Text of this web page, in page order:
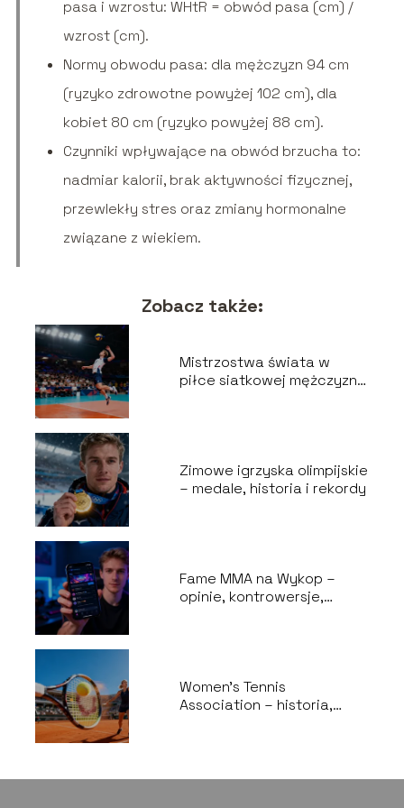
pasa i wzrostu: WHtR = obwód pasa (cm) /
wzrost (cm).
Normy obwodu pasa: dla mężczyzn 94 cm
(ryzyko zdrowotne powyżej 102 cm), dla
kobiet 80 cm (ryzyko powyżej 88 cm).
Czynniki wpływające na obwód brzucha to:
nadmiar kalorii, brak aktywności fizycznej,
przewlekły stres oraz zmiany hormonalne
związane z wiekiem.
Zobacz także:
Mistrzostwa świata w
piłce siatkowej mężczyzn
Zimowe igrzyska olimpijskie
– medale, historia i rekordy
Fame MMA na Wykop –
opinie, kontrowersje,
Women’s Tennis
Association – historia,